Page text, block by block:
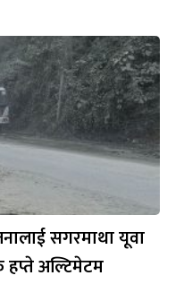
सगरमाथा यूवा
अल्टिमेटम